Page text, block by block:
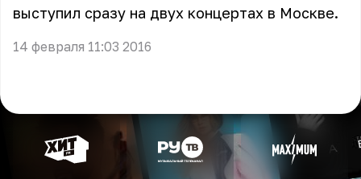
выступил сразу на двух концертах в Москве.
14 февраля 11:03 2016